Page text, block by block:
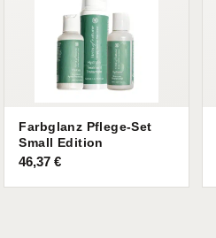
Farbglanz Pflege-Set
Small Edition
46,37€